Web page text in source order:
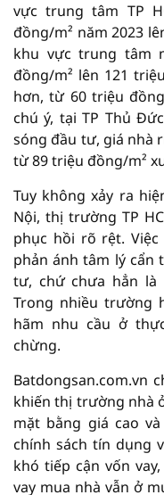
vực trung tâm TP
đồng/m² năm 2023
khu vực trung tâm
đồng/m² lên 121
hơn, từ 60 triệu
chú ý, tại TP Thủ
sóng đầu tư, giá nhà
từ 89 triệu đồng/m²
Tuy không xảy ra
Nội, thị trường TP
phục hồi rõ rệt.
phản ánh tâm lý cẩn
tư, chứ chưa hẳn là
Trong nhiều trường
hãm nhu cầu ở
chừng.
Batdongsan.com.vn
khiến thị trường nhà
mặt bằng giá cao
chính sách tín dụng
khó tiếp cận vốn
vay mua nhà vẫn ở